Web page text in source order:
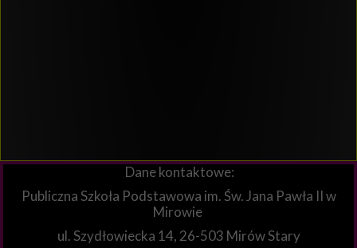
Dane kontaktowe:
Publiczna Szkoła Podstawowa im. Św. Jana Pawła II w
Mirowie
ul. Szydłowiecka 14, 26-503 Mirów Stary